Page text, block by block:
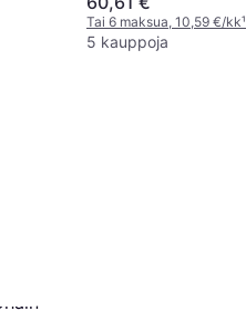
Tai 6 maksua, 10,59 €/kk¹
5 kauppoja